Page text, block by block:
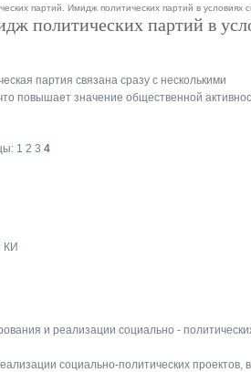
партий. Имидж политических партий в условиях
политических партий в
партия связана сразу с несколькими
повышает значение общественной
1 2 3 4
КИ
и реализации социально -
социально-политических проектов, в